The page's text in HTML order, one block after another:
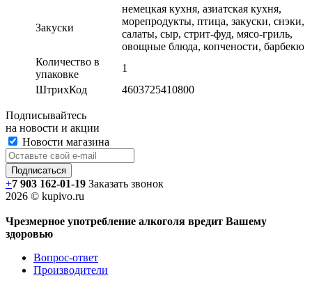
Закуски
немецкая кухня, азиатская кухня,
морепродукты, птица, закуски, снэки,
салаты, сыр, стрит-фуд, мясо-гриль,
овощные блюда, копчености, барбекю
Количество в
упаковке
1
ШтрихКод
4603725410800
Подписывайтесь
на новости и акции
Новости магазина
+7 903 162-01-19 Заказать звонок
2026 © kupivo.ru
Чрезмерное употребление алкоголя вредит Вашему
здоровью
Вопрос-ответ
Производители